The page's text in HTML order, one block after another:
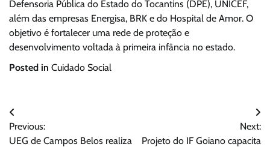
Defensoria Pública do Estado do Tocantins (DPE), UNICEF,
além das empresas Energisa, BRK e do Hospital de Amor. O
objetivo é fortalecer uma rede de proteção e
desenvolvimento voltada à primeira infância no estado.
Posted in Cuidado Social
Navegação
de
Previous:
UEG de Campos Belos realiza
Next:
Projeto do IF Goiano capacita